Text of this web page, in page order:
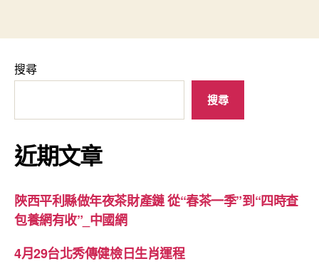
搜尋
搜尋
近期文章
陜西平利縣做年夜茶財產鏈 從“春茶一季”到“四時查
包養網有收”_中國網
4月29台北秀傳健檢日生肖運程